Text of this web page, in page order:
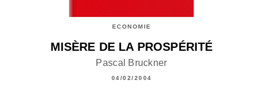
ECONOMIE
MISÈRE DE LA PROSPÉRITÉ
Pascal Bruckner
04/02/2004